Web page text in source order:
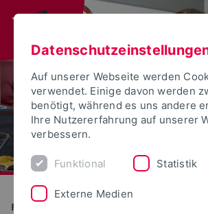
FABLAB|OWL
Auf unserer Webseite werden
verwendet. Einige davon werden
benötigt, während es uns andere
Ihre Nutzererfahrung auf unserer
verbessern.
Funktional Statistik
Externe Medien